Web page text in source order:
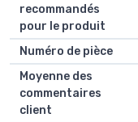
recommandés
pour le produit
Numéro de pièce
Moyenne des
commentaires
client